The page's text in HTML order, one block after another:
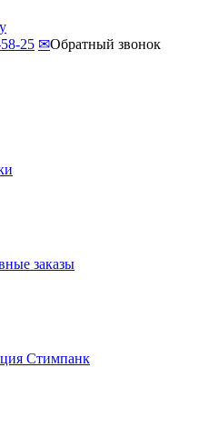
25 ✉Обратный звонок
заказы
Стимпанк